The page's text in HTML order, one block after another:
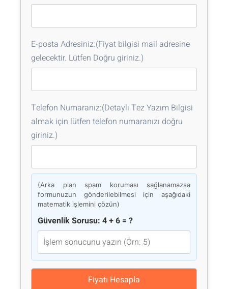
E-posta Adresiniz:(Fiyat bilgisi mail adresine
gelecektir. Lütfen Doğru giriniz.)
Telefon Numaranız:(Detaylı Tez Yazım Bilgisi
almak için lütfen telefon numaranızı doğru
giriniz.)
(Arka plan spam koruması sağlanamazsa
formunuzun gönderilebilmesi için aşağıdaki
matematik işlemini çözün)
Güvenlik Sorusu: 4 + 6 = ?
Fiyatı Hesapla